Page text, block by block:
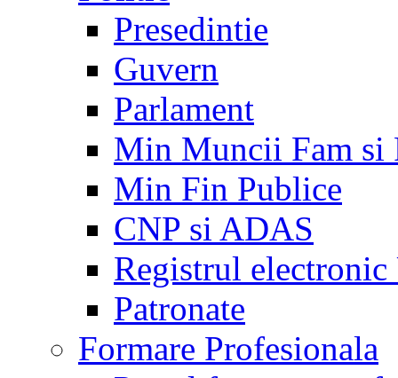
Presedintie
Guvern
Parlament
Min Muncii Fam si
Min Fin Publice
CNP si ADAS
Registrul electronic
Patronate
Formare Profesionala